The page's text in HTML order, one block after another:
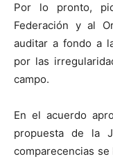
Por lo pronto,
Federación y al
auditar a fondo a
por las
campo.
En el acuerdo
propuesta de la
comparecencias